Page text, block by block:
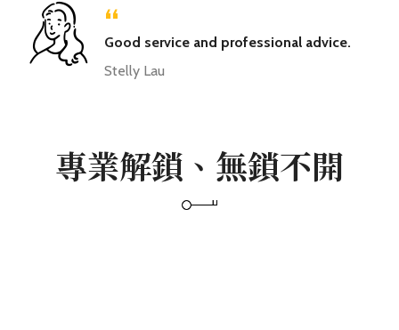
“
Good service and professional advice.
Stelly Lau
專業解鎖、無鎖不開